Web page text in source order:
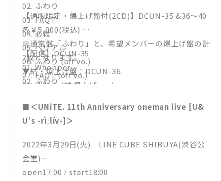
02. ふわり
03. FAQT
04. 必殺
05. ベリアル
06. ふわり (off vo.)
07. FAQT (off vo.)
09. ベリアル (off vo.)
通販サイト｢city!｣ ：https://citycity.theshop.jp/
【通販限定・爆上げ盤付(2CD)】DCUN-35 &36～40
各￥5,000(税込)
※通常盤「ふわり」と、希望メンバーの爆上げ盤の計
2枚となります。
▼結・爆上げ盤：DCUN-36
01. ふわり (結 爆上げver.)
03. 必殺 (結 爆上げver.)
04. ベリアル (結 爆上げver.)
05. オーディオコメンタリー (結 ver.)
▼椎名未緒・爆上げ盤：DCUN-37
01. ふわり (椎名未緒 爆上げver.)
【配信】DCUN-35
01. Whopper
02. ふわり
04. 必殺
05. ベリアル
各配信サイト：https://www.unite-jp.com/news/f
uwari_haishin
■＜UNiTE. 11th Anniversary oneman live [U&
U’s -rìːlív-]＞
2022年3月29日(火) LINE CUBE SHIBUYA(渋谷公
会堂)
open17:00 / start18:00